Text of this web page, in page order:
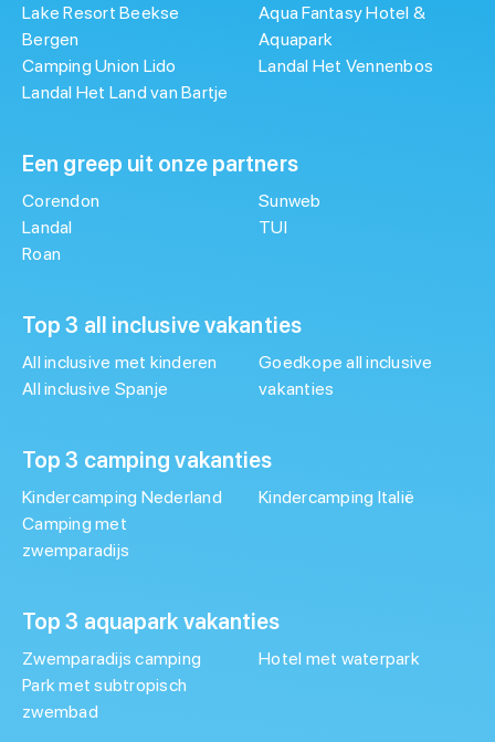
Lake Resort Beekse
Bergen
Camping Union Lido
Landal Het Land van Bartje
Aqua Fantasy Hotel &
Aquapark
Landal Het Vennenbos
Een greep uit onze partners
Corendon
Landal
Roan
Sunweb
TUI
Top 3 all inclusive vakanties
All inclusive met kinderen
All inclusive Spanje
Goedkope all inclusive
vakanties
Top 3 camping vakanties
Kindercamping Nederland
Camping met
zwemparadijs
Kindercamping Italië
Top 3 aquapark vakanties
Zwemparadijs camping
Park met subtropisch
zwembad
Hotel met waterpark